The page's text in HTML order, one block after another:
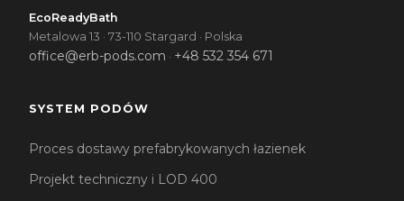
EcoReadyBath
Metalowa 13 · 73-110 Stargard · Polska
office@erb-pods.com · +48 532 354 671
SYSTEM PODÓW
Proces dostawy prefabrykowanych łazienek
Projekt techniczny i LOD 400